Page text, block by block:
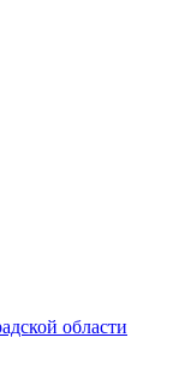
области